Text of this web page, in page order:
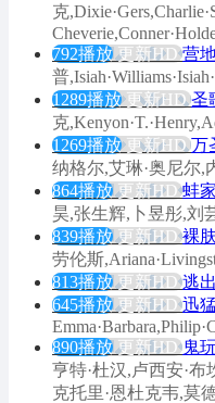
克
792播放 更新HD 营
普
1289播放 更新HD 圣
克
1269播放 更新HD 万
纳格尔,艾琳·奥尼尔,
864播放 更新HD 蚌
昊,张生辉,卜昱彤,刘
839播放 更新HD 裸
劳伦斯
813播放 更新HD 逃
645播放 更新HD 迅
890播放 更新HD 鬼
亨特·杜汉,卢西安·布
克托里·恩杜克韦,莫